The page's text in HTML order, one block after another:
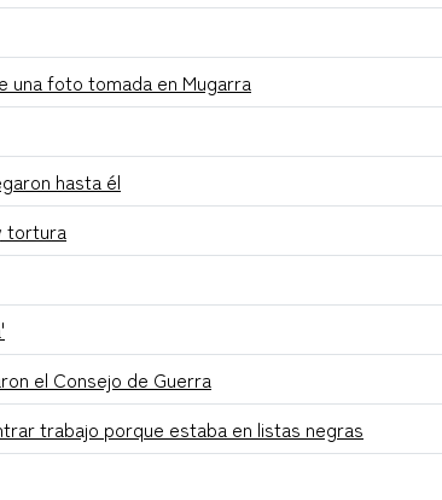
una foto tomada en Mugarra
hasta él
tortura
el Consejo de Guerra
trabajo porque estaba en listas negras